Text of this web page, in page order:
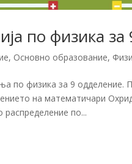
по физика за
, Основно образование,
по физика за 9 одделение.
на математичари
по...